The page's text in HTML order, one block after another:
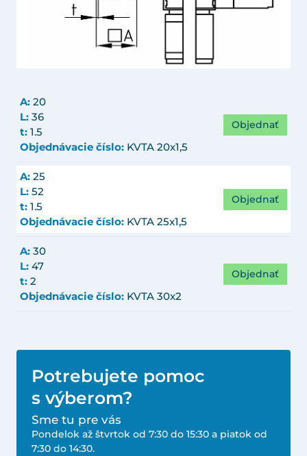
A: 20
L: 36
t: 1.5
Objednávacie číslo: KVTA 20x1,5
Objednať
A: 25
L: 52
t: 1.5
Objednávacie číslo: KVTA 25x1,5
Objednať
A: 30
L: 47
t: 2
Objednávacie číslo: KVTA 30x2
Objednať
Potrebujete pomoc
s výberom?
Sme tu pre vás
Pondelok až štvrtok od 7:30 do 15:30 a piatok od
7:30 do 14:30.